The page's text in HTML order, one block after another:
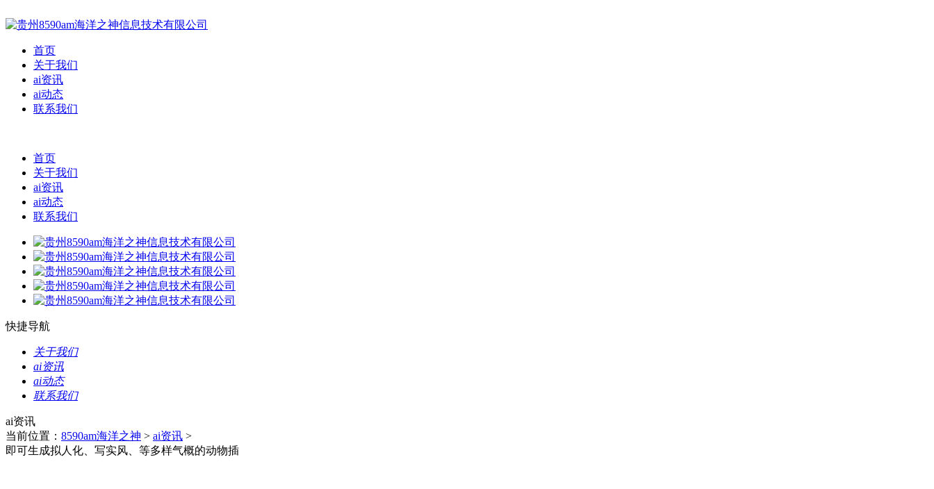
首页
关于我们
ai资讯
ai动态
联系我们
首页
关于我们
ai资讯
ai动态
联系我们
快捷导航
关于我们
ai资讯
ai动态
联系我们
ai资讯
当前位置： 8590am海洋之神 > ai资讯 >
即可生成拟人化、写实风、等多样气概的动物插